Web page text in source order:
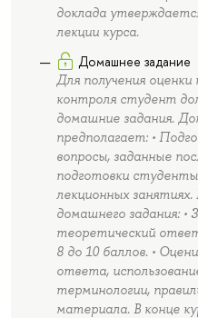
доклада
лекции курса.
Домашнее задание
Для получения
контроля студент
домашние задания.
предполагает: •
вопросы, заданные
подготовки
лекционных
домашнего задания: •
теоретический
8 до 10 баллов. •
ответа,
терминологии,
материала. В конце